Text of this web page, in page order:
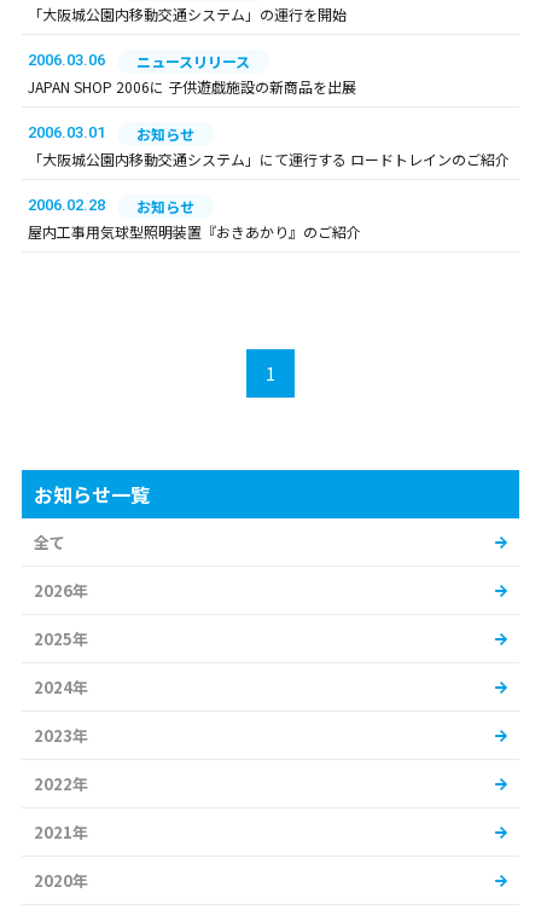
「大阪城公園内移動交通システム」の運行を開始
2006.03.06
ニュースリリース
JAPAN SHOP 2006に 子供遊戯施設の新商品を出展
2006.03.01
お知らせ
「大阪城公園内移動交通システム」にて運行する ロードトレインのご紹介
2006.02.28
お知らせ
屋内工事用気球型照明装置『おきあかり』のご紹介
1
お知らせ一覧
全て
2026年
2025年
2024年
2023年
2022年
2021年
2020年